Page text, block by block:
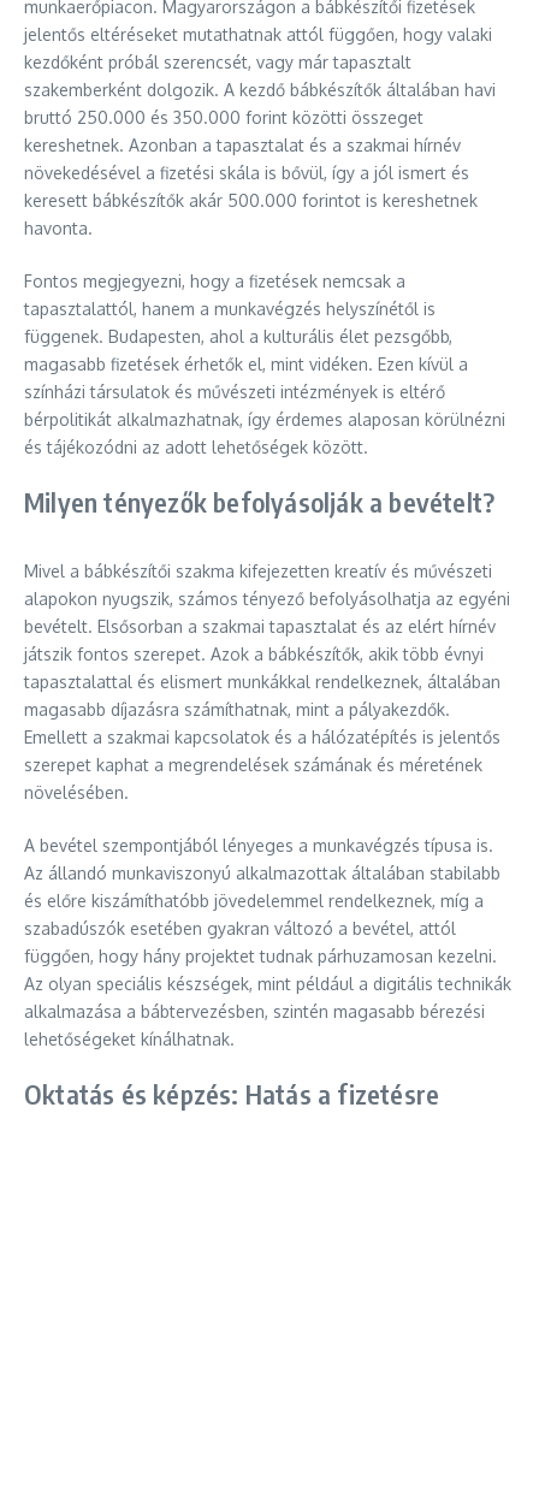
munkaerőpiacon. Magyarországon a bábkészítői fizetések
jelentős eltéréseket mutathatnak attól függően, hogy valaki
kezdőként próbál szerencsét, vagy már tapasztalt
szakemberként dolgozik. A kezdő bábkészítők általában havi
bruttó 250.000 és 350.000 forint közötti összeget
kereshetnek. Azonban a tapasztalat és a szakmai hírnév
növekedésével a fizetési skála is bővül, így a jól ismert és
keresett bábkészítők akár 500.000 forintot is kereshetnek
havonta.
Fontos megjegyezni, hogy a fizetések nemcsak a
tapasztalattól, hanem a munkavégzés helyszínétől is
függenek. Budapesten, ahol a kulturális élet pezsgőbb,
magasabb fizetések érhetők el, mint vidéken. Ezen kívül a
színházi társulatok és művészeti intézmények is eltérő
bérpolitikát alkalmazhatnak, így érdemes alaposan körülnézni
és tájékozódni az adott lehetőségek között.
Milyen tényezők befolyásolják a bevételt?
Mivel a bábkészítői szakma kifejezetten kreatív és művészeti
alapokon nyugszik, számos tényező befolyásolhatja az egyéni
bevételt. Elsősorban a szakmai tapasztalat és az elért hírnév
játszik fontos szerepet. Azok a bábkészítők, akik több évnyi
tapasztalattal és elismert munkákkal rendelkeznek, általában
magasabb díjazásra számíthatnak, mint a pályakezdők.
Emellett a szakmai kapcsolatok és a hálózatépítés is jelentős
szerepet kaphat a megrendelések számának és méretének
növelésében.
A bevétel szempontjából lényeges a munkavégzés típusa is.
Az állandó munkaviszonyú alkalmazottak általában stabilabb
és előre kiszámíthatóbb jövedelemmel rendelkeznek, míg a
szabadúszók esetében gyakran változó a bevétel, attól
függően, hogy hány projektet tudnak párhuzamosan kezelni.
Az olyan speciális készségek, mint például a digitális technikák
alkalmazása a bábtervezésben, szintén magasabb bérezési
lehetőségeket kínálhatnak.
Oktatás és képzés: Hatás a fizetésre